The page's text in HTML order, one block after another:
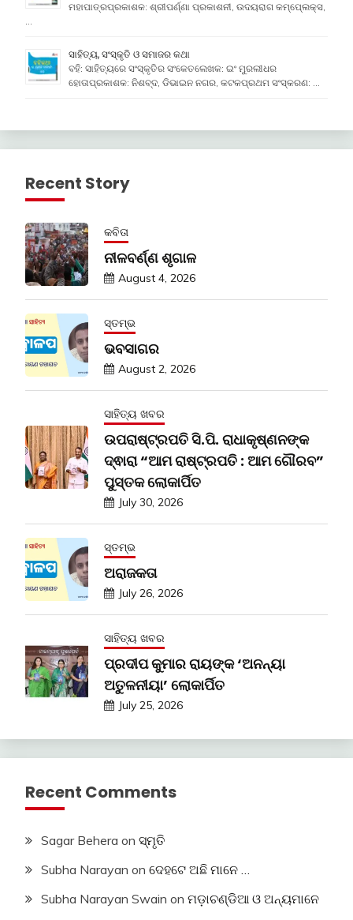
ମହାପାତ୍ରପ୍ରକାଶକ: ଶ୍ରୀପର୍ଣ୍ଣା ପ୍ରକାଶନୀ, ଉଦୟରାଗ କମ୍ପେ୍ଲକ୍ସ,
…
ସାହିତ୍ୟ, ସଂସ୍କୃତି ଓ ସମାଜର କଥା
ବହି: ସାହିତ୍ୟରେ ସଂସ୍କୃତିର ସଂକେତଲେଖକ: ଇଂ ମୁରଲୀଧର
ହୋତାପ୍ରକାଶକ: ନିଶବ୍ଦ, ଡିଭାଇନ ନଗର, କଟକପ୍ରଥମ ସଂସ୍କରଣ: …
Recent Story
କବିତା
ନୀଳବର୍ଣ୍ଣ ଶୃଗାଳ
August 4, 2026
ସ୍ତମ୍ଭ
ଭବସାଗର
August 2, 2026
ସାହିତ୍ୟ ଖବର
ଉପରାଷ୍ଟ୍ରପତି ସି.ପି. ରାଧାକୃଷ୍ଣନଙ୍କ
ଦ୍ଵାରା “ଆମ ରାଷ୍ଟ୍ରପତି : ଆମ ଗୌରବ”
ପୁସ୍ତକ ଲୋକାର୍ପିତ
July 30, 2026
ସ୍ତମ୍ଭ
ଅରାଜକତା
July 26, 2026
ସାହିତ୍ୟ ଖବର
ପ୍ରଦୀପ କୁମାର ରାୟଙ୍କ ‘ଅନନ୍ୟା
ଅତୁଳନୀୟା’ ଲୋକାର୍ପିତ
July 25, 2026
Recent Comments
Sagar Behera on ସ୍ମୃତି
Subha Narayan on ଦେହଟେ ଅଛି ମାନେ …
Subha Narayan Swain on ମଡ଼ାଚଣ୍ଡିଆ ଓ ଅନ୍ୟମାନେ